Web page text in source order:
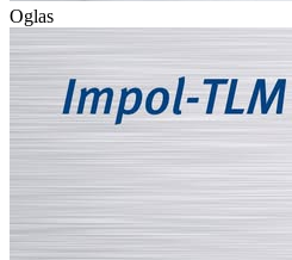
Oglas